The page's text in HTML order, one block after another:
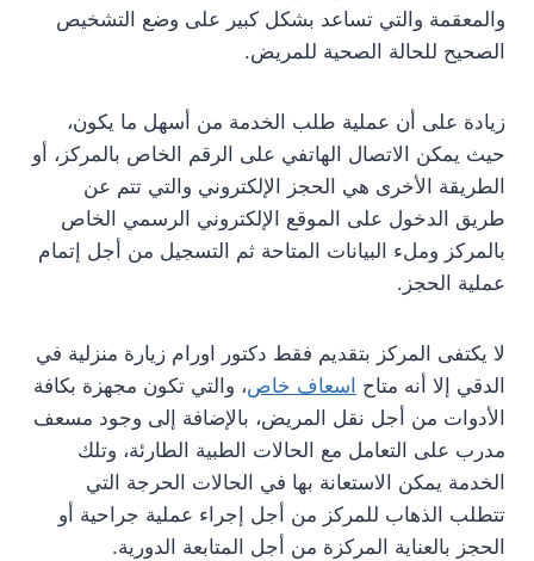
والمعقمة والتي تساعد بشكل كبير على وضع التشخيص
الصحيح للحالة الصحية للمريض.
زيادة على أن عملية طلب الخدمة من أسهل ما يكون،
حيث يمكن الاتصال الهاتفي على الرقم الخاص بالمركز، أو
الطريقة الأخرى هي الحجز الإلكتروني والتي تتم عن
طريق الدخول على الموقع الإلكتروني الرسمي الخاص
بالمركز وملء البيانات المتاحة ثم التسجيل من أجل إتمام
عملية الحجز.
لا يكتفى المركز بتقديم فقط دكتور اورام زيارة منزلية في
الدقي إلا أنه متاح اسعاف خاص، والتي تكون مجهزة بكافة
الأدوات من أجل نقل المريض، بالإضافة إلى وجود مسعف
مدرب على التعامل مع الحالات الطبية الطارئة، وتلك
الخدمة يمكن الاستعانة بها في الحالات الحرجة التي
تتطلب الذهاب للمركز من أجل إجراء عملية جراحية أو
الحجز بالعناية المركزة من أجل المتابعة الدورية.